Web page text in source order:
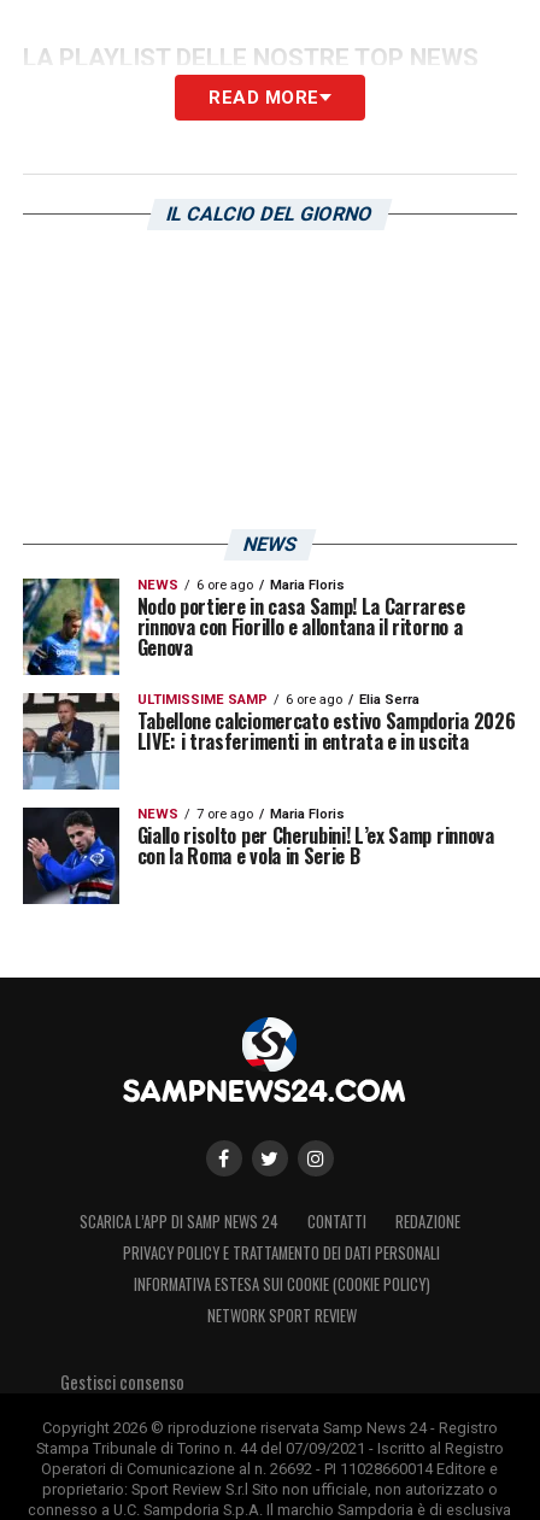
LA PLAYLIST DELLE NOSTRE TOP NEWS
READ MORE
IL CALCIO DEL GIORNO
NEWS
NEWS 6 ore ago Maria Floris
Nodo portiere in casa Samp! La Carrarese
rinnova con Fiorillo e allontana il ritorno a
Genova
ULTIMISSIME SAMP 6 ore ago Elia Serra
Tabellone calciomercato estivo Sampdoria 2026
LIVE: i trasferimenti in entrata e in uscita
NEWS 7 ore ago Maria Floris
Giallo risolto per Cherubini! L’ex Samp rinnova
con la Roma e vola in Serie B
SCARICA L’APP DI SAMP NEWS 24 CONTATTI
REDAZIONE
PRIVACY POLICY E TRATTAMENTO DEI DATI PERSONALI
INFORMATIVA ESTESA SUI COOKIE (COOKIE POLICY)
NETWORK SPORT REVIEW
Gestisci consenso
Copyright 2026 © riproduzione riservata Samp News 24 - Registro
Stampa Tribunale di Torino n. 44 del 07/09/2021 - Iscritto al Registro
Operatori di Comunicazione al n. 26692 - PI 11028660014 Editore e
proprietario: Sport Review S.r.l Sito non ufficiale, non autorizzato o
connesso a U.C. Sampdoria S.p.A. Il marchio Sampdoria è di esclusiva